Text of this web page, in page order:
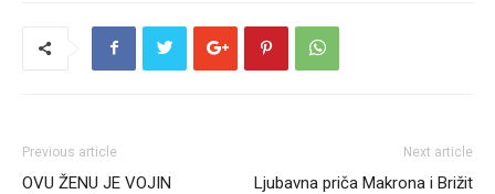
Previous article
OVU ŽENU JE VOJIN
Next article
Ljubavna priča Makrona i Brižit